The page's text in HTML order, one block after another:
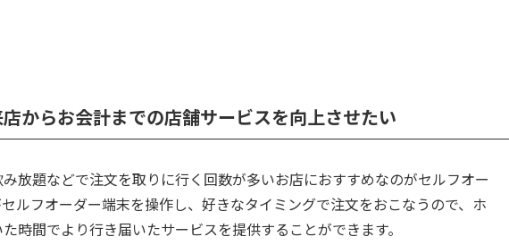
からお会計までの店舗サービスを向上させたい
放題などで注文を取りに行く回数が多いお店におすすめなのがセルフオー
ルフオーダー端末を操作し、好きなタイミングで注文をおこなうので、ホ
時間でより行き届いたサービスを提供することができます。